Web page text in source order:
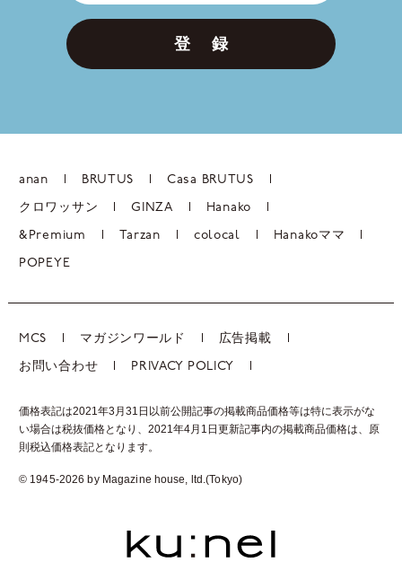
登 録
anan BRUTUS Casa BRUTUS
クロワッサン GINZA Hanako
&Premium Tarzan colocal Hanakoママ
POPEYE
MCS マガジンワールド 広告掲載
お問い合わせ PRIVACY POLICY
価格表記は2021年3月31日以前公開記事の掲載商品価格等は特に表示がな
い場合は税抜価格となり、2021年4月1日更新記事内の掲載商品価格は、 原
則税込価格表記となります。
© 1945-2026 by Magazine house, ltd.(Tokyo)